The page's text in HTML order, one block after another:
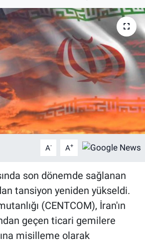
A- A+
son dönemde sağlanan
tansiyon yeniden yükseldi.
(CENTCOM), İran'ın
geçen ticari gemilere
misilleme olarak